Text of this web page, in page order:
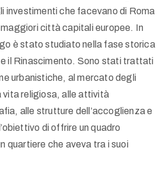
investimenti che facevano di Roma
città capitali europee. In
è stato studiato nella fase storica
il Rinascimento. Sono stati trattati
urbanistiche, al mercato degli
vita religiosa, alle attività
alle strutture dell’accoglienza e
di offrire un quadro
quartiere che aveva tra i suoi